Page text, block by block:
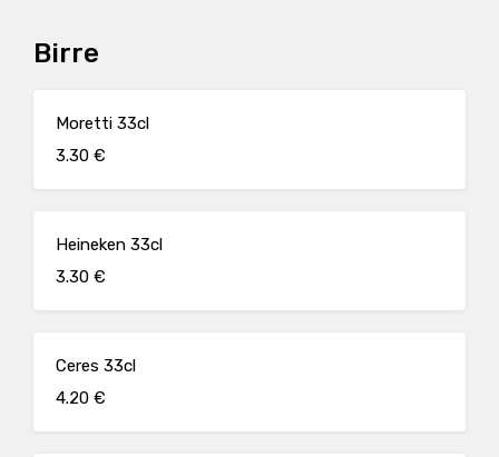
Birre
Moretti 33cl
3.30 €
Heineken 33cl
3.30 €
Ceres 33cl
4.20 €